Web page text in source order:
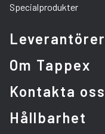
Specialprodukter
Leverantörer
Om Tappex
Kontakta oss
Hållbarhet